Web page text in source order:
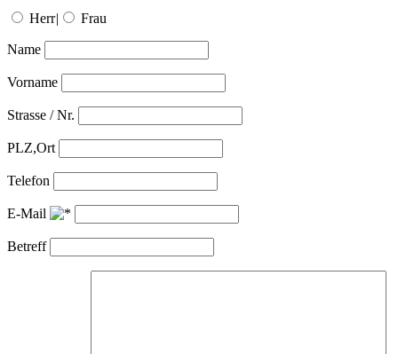
Herr| Frau
Name
Vorname
Strasse / Nr.
PLZ,Ort
Telefon
E-Mail
Betreff